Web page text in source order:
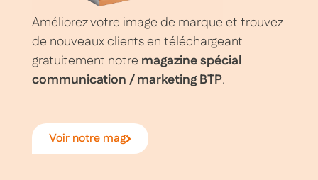
Améliorez votre image de marque et trouvez
de nouveaux clients en téléchargeant
gratuitement notre magazinespécial
communication / marketing BTP.
Voir notre mag